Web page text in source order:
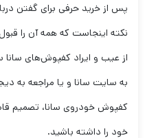
پس از خرید حرفی برای گفتن
نکته اینجاست که همه آن را
از عیب و ایراد کفپوش‌های
به سایت سانا و یا مراجعه به
کفپوش خودروی سانا، تصمیم
خود را داشته باشید.